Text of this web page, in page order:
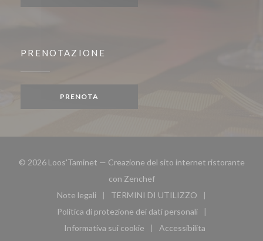
PRENOTAZIONE
PRENOTA
© 2026 Loos'Taminet — Creazione del sito internet ristorante
con Zenchef((apre una nuova finestra))
Note legali
((apre una nuova finestra))
TERMINI DI UTILIZZO
((apre una nuova finestra))
Politica di protezione dei dati personali
((apre una nuova finestra))
Informativa sui cookie
((apre una nuova finestra))
Accessibilita